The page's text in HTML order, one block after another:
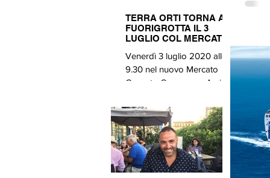
le Forme di Fibrosi
Polmonare Progressiva
(PPF) sono infatti patologie
respiratorie complesse ad
alto impatto clinico,
TERRA ORTI TORNA A
FUORIGROTTA IL 3
LUGLIO COL MERCATO
Venerdì 3 luglio 2020 alle
9.30 nel nuovo Mercato
Coperto Campagna Amica
terrà l'evento dal titolo 'Il ci